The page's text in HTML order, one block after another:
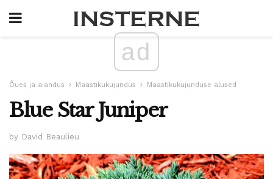
ad
Õues ja aiandus Maastikukujundus Maastikukujunduse alused
Blue Star Juniper
by David Beaulieu